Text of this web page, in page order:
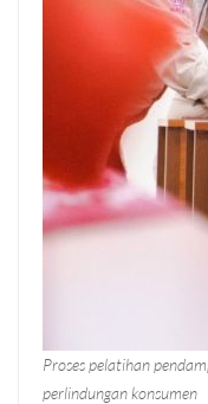
Proses pelatihan
perlindungan konsumen